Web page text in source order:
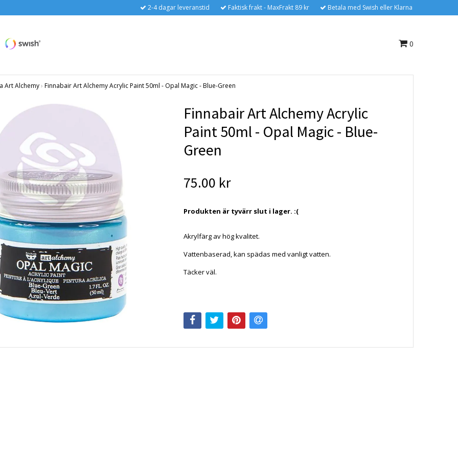
2-4 dagar leveranstid Faktisk frakt - MaxFrakt 89 kr Betala med Swish eller Klarna
0
Art Alchemy› Finnabair Art Alchemy Acrylic Paint 50ml - Opal Magic - Blue-Green
Finnabair Art Alchemy Acrylic
Paint 50ml - Opal Magic - Blue-
Green
75.00 kr
Produkten är tyvärr slut i lager. :(
Akrylfärg av hög kvalitet.
Vattenbaserad, kan spädas med vanligt vatten.
Täcker väl.